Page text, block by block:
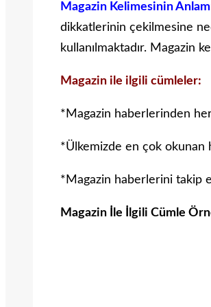
Magazin Kelimesinin
dikkatlerinin çekilmesine
kullanılmaktadır. Magazin
Magazin ile ilgili cümleler:
*Magazin haberlerinden
*Ülkemizde en çok okunan
*Magazin haberlerini takip
Magazin İle İlgili Cümle